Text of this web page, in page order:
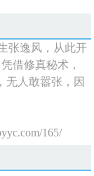
张逸风，从此开
借修真秘术，
无人敢嚣张，因
165/